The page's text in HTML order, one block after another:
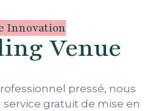
Innovation
Venue
pressé, nous
gratuit de mise en